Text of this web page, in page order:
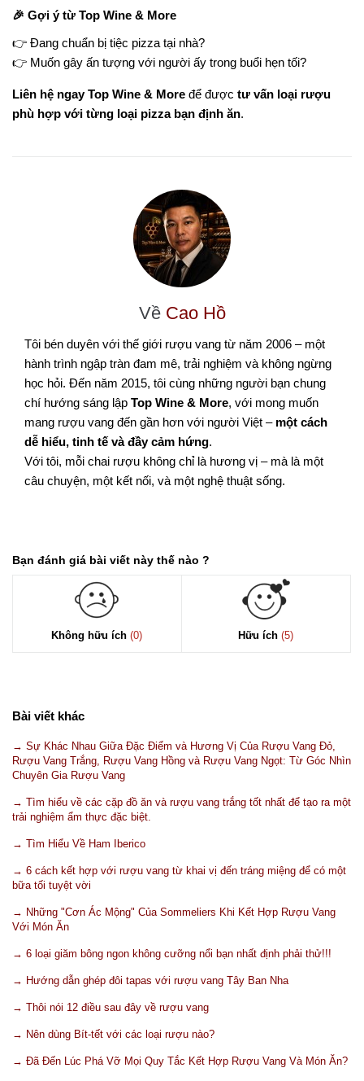
🎉 Gợi ý từ Top Wine & More
👉 Đang chuẩn bị tiệc pizza tại nhà?
👉 Muốn gây ấn tượng với người ấy trong buổi hẹn tối?
Liên hệ ngay Top Wine & More để được tư vấn loại rượu
phù hợp với từng loại pizza bạn định ăn.
Về Cao Hồ
Tôi bén duyên với thế giới rượu vang từ năm 2006 – một
hành trình ngập tràn đam mê, trải nghiệm và không ngừng
học hỏi. Đến năm 2015, tôi cùng những người bạn chung
chí hướng sáng lập Top Wine & More, với mong muốn
mang rượu vang đến gần hơn với người Việt – một cách
dễ hiểu, tinh tế và đầy cảm hứng.
Với tôi, mỗi chai rượu không chỉ là hương vị – mà là một
câu chuyện, một kết nối, và một nghệ thuật sống.
Bạn đánh giá bài viết này thế nào ?
Không hữu ích (0) Hữu ích (5)
Bài viết khác
→ Sự Khác Nhau Giữa Đặc Điểm và Hương Vị Của Rượu Vang Đỏ,
Rượu Vang Trắng, Rượu Vang Hồng và Rượu Vang Ngọt: Từ Góc Nhìn
Chuyên Gia Rượu Vang
→ Tìm hiểu về các cặp đồ ăn và rượu vang trắng tốt nhất để tạo ra một
trải nghiệm ẩm thực đặc biệt.
→ Tìm Hiểu Về Ham Iberico
→ 6 cách kết hợp với rượu vang từ khai vị đến tráng miệng để có một
bữa tối tuyệt vời
→ Những "Cơn Ác Mộng" Của Sommeliers Khi Kết Hợp Rượu Vang
Với Món Ăn
→ 6 loại giăm bông ngon không cưỡng nổi bạn nhất định phải thử!!!
→ Hướng dẫn ghép đôi tapas với rượu vang Tây Ban Nha
→ Thôi nói 12 điều sau đây về rượu vang
→ Nên dùng Bít-tết với các loại rượu nào?
→ Đã Đến Lúc Phá Vỡ Mọi Quy Tắc Kết Hợp Rượu Vang Và Món Ăn?